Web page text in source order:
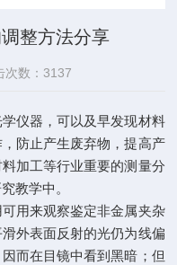
整方法分享
次数：3137
仪器，可以及早发现材料
防止产生废弃物，提高产
加工等行业重要的测量分
教学中。
用来观察鉴定非金属夹杂
外表面反射的光仍为线偏
而在目镜中看到黑暗；但